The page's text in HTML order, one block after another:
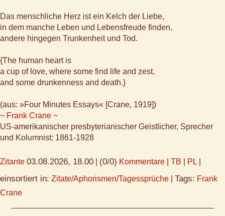
Das menschliche Herz ist ein Kelch der Liebe,
in dem manche Leben und Lebensfreude finden,
andere hingegen Trunkenheit und Tod.
{The human heart is
a cup of love, where some find life and zest,
and some drunkenness and death.}
(aus: »Four Minutes Essays« [Crane, 1919])
~ Frank Crane ~
US-amerikanischer presbyterianischer Geistlicher, Sprecher
und Kolumnist; 1861-1928
Zitante 03.08.2026, 18.00 (0/0) Kommentare TB PL
einsortiert in: Zitate/Aphorismen/Tagessprüche Tags: Frank
Crane